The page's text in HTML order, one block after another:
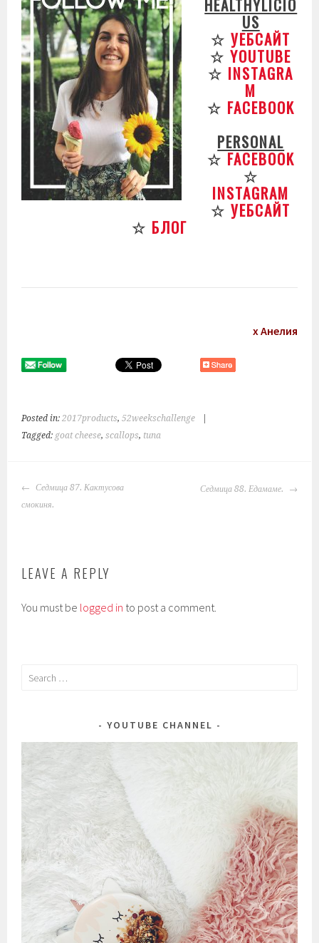
HEALTHYLICIO
US
☆УЕБСАЙТ
☆YOUTUBE
☆ INSTAGRA
M
☆ FACEBOOK
PERSONAL
☆FACEBOOK
☆
INSTAGRAM
☆УЕБСАЙТ
☆ БЛОГ
х Анелия
Posted in:2017products,52weekschallenge
Tagged: goat cheese,scallops, tuna
POST
NAVIGATION
Седмица 87. Кактусова
смокиня.
Седмица 88. Едамаме.
LEAVE A REPLY
You must be logged in to post a comment.
Search
YOUTUBE CHANNEL